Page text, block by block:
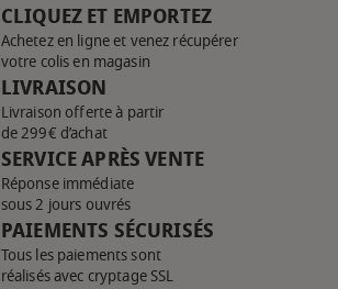
CLIQUEZ ET EMPORTEZ
Achetez en ligne et venez récupérer
votre colis en magasin
LIVRAISON
Livraison offerte à partir
de 299€ d’achat
SERVICE APRÈS VENTE
Réponse immédiate
sous 2 jours ouvrés
PAIEMENTS SÉCURISÉS
Tous les paiements sont
réalisés avec cryptage SSL